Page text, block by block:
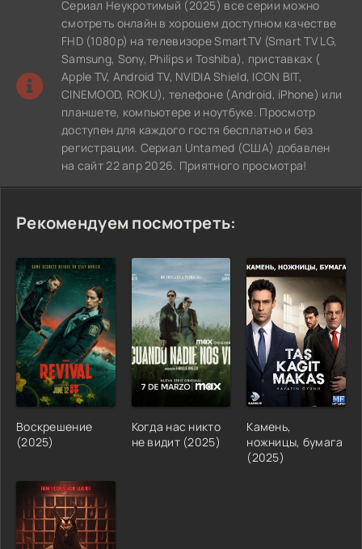
Сериал Неукротимый (2025) все серии можно
смотреть онлайн в хорошем доступном качестве
FHD (1080p) на телевизоре SmartTV (Smart TV LG,
Samsung, Sony, Philips и Toshiba), приставках (
Apple TV, Android TV, NVIDIA Shield, ICON BIT,
CINEMOOD, ROKU), телефоне (Android, iPhone) или
планшете, компьютере и ноутбуке. Просмотр
доступен для каждого гостя бесплатно и без
регистрации. Сериал Untamed (США) добавлен
на сайт 22 апр 2026. Приятного просмотра!
Рекомендуем посмотреть:
Воскрешение
(2025)
Когда нас никто
не видит (2025)
Камень,
ножницы, бумага
(2025)